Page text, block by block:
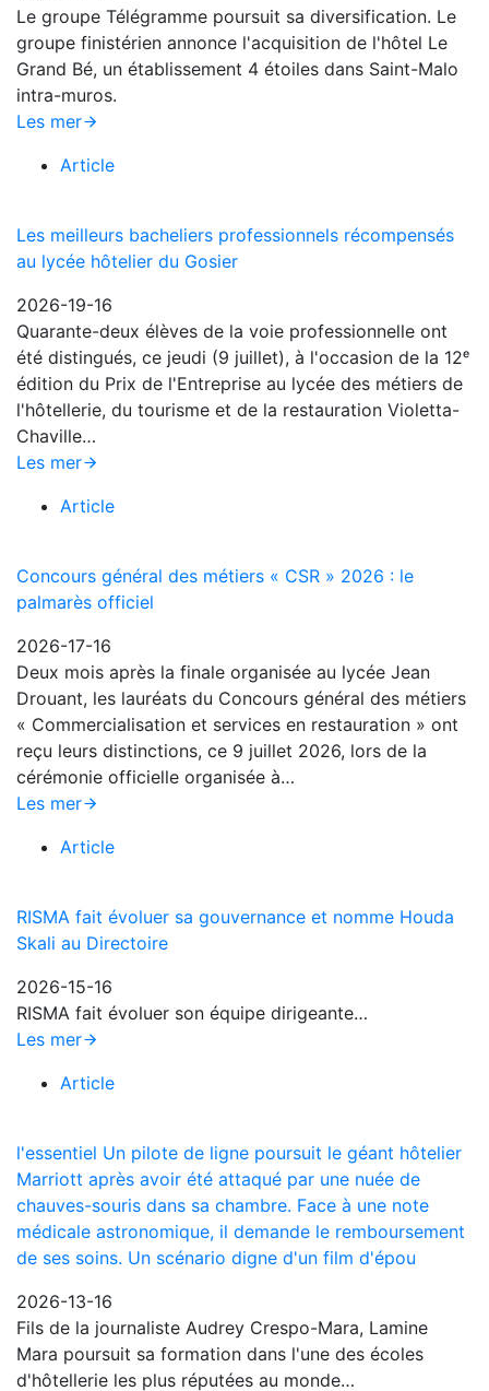
Le groupe Télégramme poursuit sa diversification. Le
groupe finistérien annonce l'acquisition de l'hôtel Le
Grand Bé, un établissement 4 étoiles dans Saint-Malo
intra-muros.
Les mer
Article
Les meilleurs bacheliers professionnels récompensés
au lycée hôtelier du Gosier
2026-19-16
Quarante-deux élèves de la voie professionnelle ont
été distingués, ce jeudi (9 juillet), à l'occasion de la 12ᵉ
édition du Prix de l'Entreprise au lycée des métiers de
l'hôtellerie, du tourisme et de la restauration Violetta-
Chaville…
Les mer
Article
Concours général des métiers « CSR » 2026 : le
palmarès officiel
2026-17-16
Deux mois après la finale organisée au lycée Jean
Drouant, les lauréats du Concours général des métiers
« Commercialisation et services en restauration » ont
reçu leurs distinctions, ce 9 juillet 2026, lors de la
cérémonie officielle organisée à…
Les mer
Article
RISMA fait évoluer sa gouvernance et nomme Houda
Skali au Directoire
2026-15-16
RISMA fait évoluer son équipe dirigeante…
Les mer
Article
l'essentiel Un pilote de ligne poursuit le géant hôtelier
Marriott après avoir été attaqué par une nuée de
chauves-souris dans sa chambre. Face à une note
médicale astronomique, il demande le remboursement
de ses soins. Un scénario digne d'un film d'épou
2026-13-16
Fils de la journaliste Audrey Crespo-Mara, Lamine
Mara poursuit sa formation dans l'une des écoles
d'hôtellerie les plus réputées au monde…